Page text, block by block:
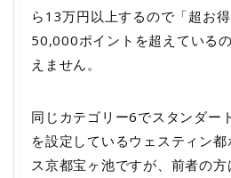
ら13万円以上するので「超お得
50,000ポイントを超えている
えません。
同じカテゴリー6でスタンダー
を設定しているウェスティン
ス京都宝ヶ池ですが、前者の